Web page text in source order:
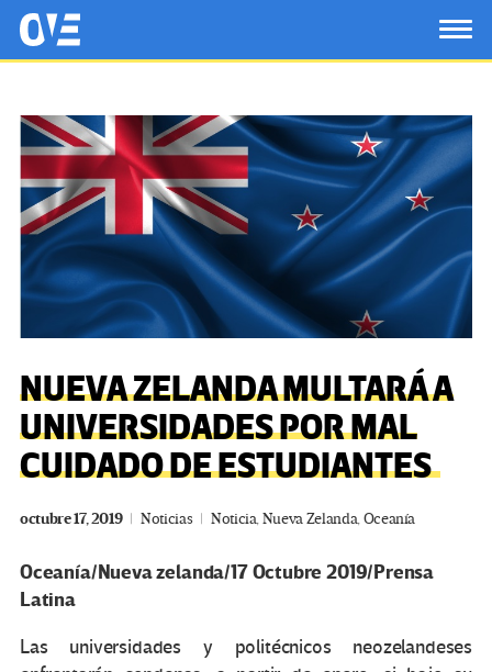
Saltar al contenido principal
OtrasVocesenEducacion.org
NUEVA ZELANDA MULTARÁ A
UNIVERSIDADES POR MAL
CUIDADO DE ESTUDIANTES
octubre 17, 2019 Noticias Noticia,Nueva Zelanda,Oceanía
Oceanía/Nueva zelanda/17 Octubre 2019/Prensa
Latina
Las universidades y politécnicos neozelandeses